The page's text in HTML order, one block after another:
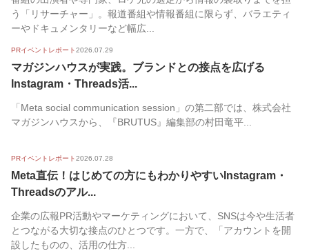
う「リサーチャー」。報道番組や情報番組に限らず、バラエティ
ーやドキュメンタリーなど幅広...
PRイベントレポート2026.07.29
マガジンハウスが実践。ブランドとの接点を広げる
Instagram・Threads活...
「Meta social communication session」の第二部では、株式会社
マガジンハウスから、『BRUTUS』編集部の村田竜平...
PRイベントレポート2026.07.28
Meta直伝！はじめての方にもわかりやすいInstagram・
Threadsのアル...
企業の広報PR活動やマーケティングにおいて、SNSは今や生活者
とつながる大切な接点のひとつです。一方で、「アカウントを開
設したものの、活用の仕方...